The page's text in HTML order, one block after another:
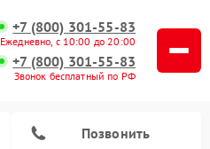
+7 (800) 301-55-83
Ежедневно, с 10:00 до 20:00
+7 (800) 301-55-83
Звонок бесплатный по РФ
Позвонить